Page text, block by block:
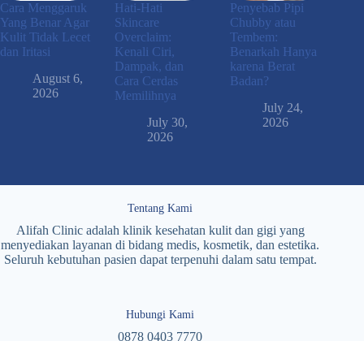
Cara Menggaruk
Yang Benar Agar
Kulit Tidak Lecet
dan Iritasi
August 6,
2026
Hati-Hati
Skincare
Overclaim:
Kenali Ciri,
Dampak, dan
Cara Cerdas
Memilihnya
July 30,
2026
Penyebab Pipi
Chubby atau
Tembem:
Benarkah Hanya
karena Berat
Badan?
July 24,
2026
Tentang Kami
Alifah Clinic adalah klinik kesehatan kulit dan gigi yang
menyediakan layanan di bidang medis, kosmetik, dan estetika.
Seluruh kebutuhan pasien dapat terpenuhi dalam satu tempat.
Hubungi Kami
0878 0403 7770